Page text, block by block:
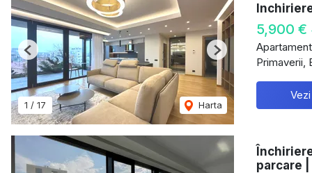
1 / 17 Harta
Previous Next
5,900 €
Primaverii,
parcare